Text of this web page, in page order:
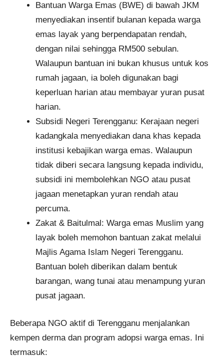
Bantuan Warga Emas (BWE) di bawah JKM
menyediakan insentif bulanan kepada warga
emas layak yang berpendapatan rendah,
dengan nilai sehingga RM500 sebulan.
Walaupun bantuan ini bukan khusus untuk kos
rumah jagaan, ia boleh digunakan bagi
keperluan harian atau membayar yuran pusat
harian.
Subsidi Negeri Terengganu: Kerajaan negeri
kadangkala menyediakan dana khas kepada
institusi kebajikan warga emas. Walaupun
tidak diberi secara langsung kepada individu,
subsidi ini membolehkan NGO atau pusat
jagaan menetapkan yuran rendah atau
percuma.
Zakat & Baitulmal: Warga emas Muslim yang
layak boleh memohon bantuan zakat melalui
Majlis Agama Islam Negeri Terengganu.
Bantuan boleh diberikan dalam bentuk
barangan, wang tunai atau menampung yuran
pusat jagaan.
Beberapa NGO aktif di Terengganu menjalankan
kempen derma dan program adopsi warga emas. Ini
termasuk: